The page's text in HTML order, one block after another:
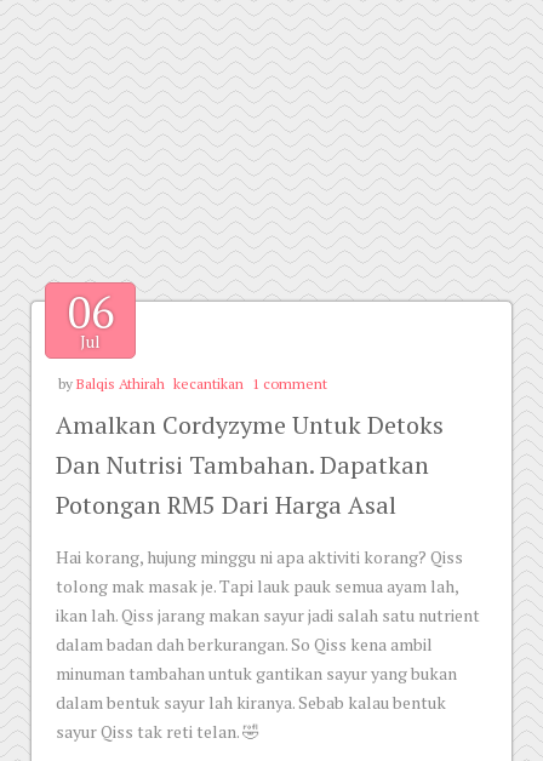
06
Jul
by Balqis Athirah kecantikan 1 comment
Amalkan Cordyzyme Untuk Detoks
Dan Nutrisi Tambahan. Dapatkan
Potongan RM5 Dari Harga Asal
Hai korang, hujung minggu ni apa aktiviti korang? Qiss
tolong mak masak je. Tapi lauk pauk semua ayam lah,
ikan lah. Qiss jarang makan sayur jadi salah satu nutrient
dalam badan dah berkurangan. So Qiss kena ambil
minuman tambahan untuk gantikan sayur yang bukan
dalam bentuk sayur lah kiranya. Sebab kalau bentuk
sayur Qiss tak reti telan. 🤣